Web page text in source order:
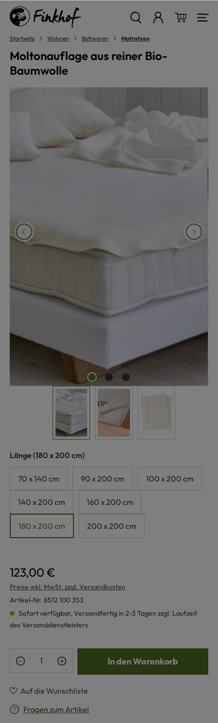
springen
Startseite Wohnen Bettwaren Matratzen
Moltonauflage aus reiner Bio-
Baumwolle
Bildergalerie überspringen
Länge auswählen
(180 x 200 cm)
70 x 140 cm 90 x 200 cm 100 x 200 cm
140 x 200 cm 160 x 200 cm
180 x 200 cm 200 x 200 cm
123,00 €
Preise inkl. MwSt. zzgl. Versandkosten
Artikel-Nr. 8512 100 353
Sofort verfügbar, Versandfertig in 2-3 Tagen zzgl. Laufzeit
des Versanddienstleisters
Produkt Anzahl: Gib den gewünschten
In den Warenkorb
Auf die Wunschliste
Fragen zum Artikel